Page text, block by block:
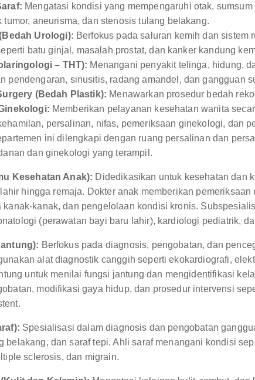
Mengatasi kondisi yang mempengaruhi otak,
tumor, aneurisma, dan stenosis tulang belakang.
Urologi): Berfokus pada saluran kemih dan sistem
batu ginjal, masalah prostat, dan kanker kandung
– THT): Menangani penyakit telinga, hidung,
pendengaran, sinusitis, radang amandel, dan gangguan
(Bedah Plastik): Menawarkan prosedur bedah
Memberikan pelayanan kesehatan wanita
persalinan, nifas, pemeriksaan ginekologi, dan
ini dilengkapi dengan ruang persalinan dan
dan ginekologi yang terampil.
Kesehatan Anak): Didedikasikan untuk kesehatan dan
hingga remaja. Dokter anak memberikan
kanak-kanak, dan pengelolaan kondisi kronis.
(perawatan bayi baru lahir), kardiologi pediatrik,
Berfokus pada diagnosis, pengobatan, dan
alat diagnostik canggih seperti ekokardiografi,
untuk menilai fungsi jantung dan mengidentifikasi
modifikasi gaya hidup, dan prosedur intervensi
Spesialisasi dalam diagnosis dan pengobatan
belakang, dan saraf tepi. Ahli saraf menangani kondisi
sclerosis, dan migrain.